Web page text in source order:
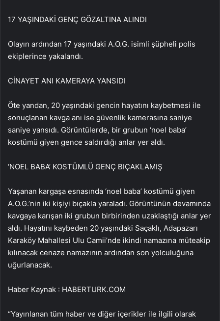
17 YAŞINDAKİ GENÇ GÖZALTINA ALINDI
Olayın ardından 17 yaşındaki A.O.G. isimli şüpheli polis
ekiplerince yakalandı.
CİNAYET ANI KAMERAYA YANSIDI
Öte yandan, 20 yaşındaki gencin hayatını kaybetmesi ile
sonuçlanan kavga anı ise güvenlik kamerasına saniye
saniye yansıdı. Görüntülerde, bir grubun ‘noel baba’
kostümü giyen gence saldırdığı anlar yer aldı.
‘NOEL BABA’ KOSTÜMLÜ GENÇ BIÇAKLAMIŞ
Yaşanan kargaşa esnasında ‘noel baba’ kostümü giyen
A.O.G.’nin iki kişiyi bıçakla yaraladı. Görüntünün devamında
kavgaya karışan iki grubun birbirinden uzaklaştığı anlar yer
aldı. Hayatını kaybeden 20 yaşındaki Saçaklı, Adapazarı
Karaköy Mahallesi Ulu Camii’nde ikindi namazına müteakip
kılınacak cenaze namazının ardından son yolculuğuna
uğurlanacak.
Haber Kaynak : HABERTURK.COM
“Yayınlanan tüm haber ve diğer içerikler ile ilgili olarak